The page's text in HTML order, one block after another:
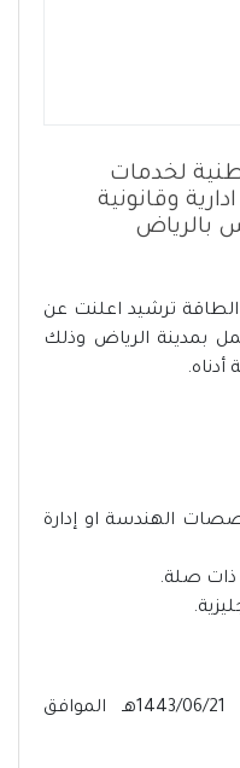
لخدمات
وقانونية
بالرياض
ترشيد اعلنت عن
بمدينة الرياض وذلك
الهندسة او إدارة
ذات صلة.
متاح من اليوم الإثنين بتاريخ 1443/06/21هـ الموافق